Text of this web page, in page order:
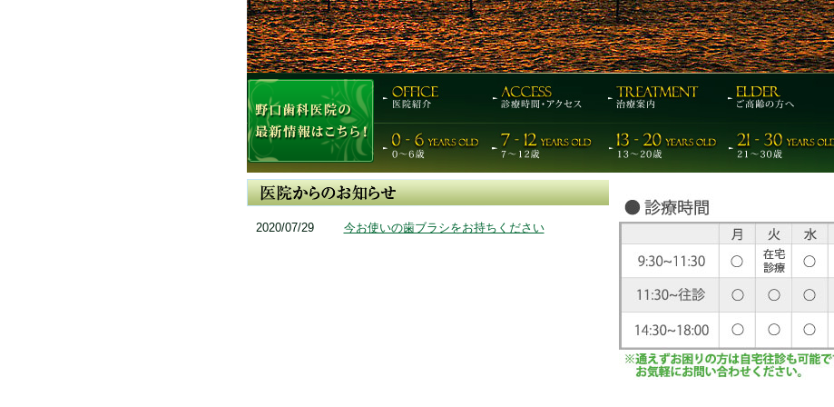
2020/07/29 今お使いの歯ブラシをお持ちください